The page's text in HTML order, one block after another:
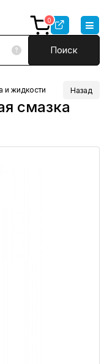
Поиск
0
смазка
и жидкости Назад